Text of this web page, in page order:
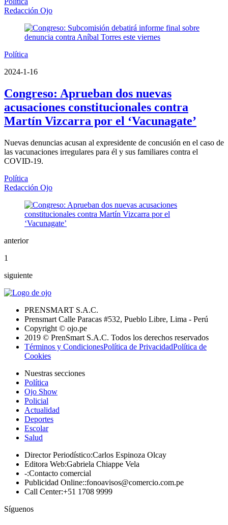
Redacción Ojo
Política
2024-1-16
Congreso: Aprueban dos nuevas
acusaciones constitucionales contra
Martín Vizcarra por el ‘Vacunagate’
Nuevas denuncias acusan al expresidente de concusión en el caso de
las vacunaciones irregulares para él y sus familiares contra el
COVID-19.
Política
Redacción Ojo
anterior
1
siguiente
PRENSMART S.A.C.
Prensmart Calle Paracas #532, Pueblo Libre, Lima - Perú
Copyright © ojo.pe
2019 © PrenSmart S.A.C. Todos los derechos reservados
Términos y CondicionesPolítica de PrivacidadPolítica de
Cookies
Nuestras secciones
Política
Ojo Show
Policial
Actualidad
Deportes
Escolar
Salud
Director Periodístico:Carlos Espinoza Olcay
Editora Web:Gabriela Chiappe Vela
-:Contacto comercial
Publicidad Online::fonoavisos@comercio.com.pe
Call Center:+51 1708 9999
Síguenos